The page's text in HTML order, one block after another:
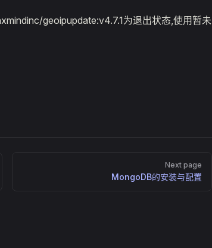
geoipupdate:v4.7.1为退出状态,使用暂未
Next page
MongoDB的安装与配置